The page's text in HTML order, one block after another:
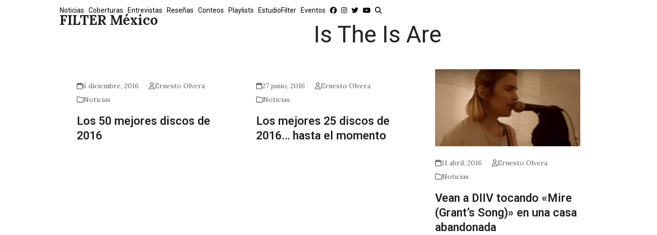
FILTER México
Noticias Coberturas Entrevistas Reseñas Conteos Playlists EstudioFilter Eventos
Is The Is Are
6 diciembre, 2016
Ernesto Olvera
Noticias
Los 50 mejores discos de
2016
27 junio, 2016
Ernesto Olvera
Noticias
Los mejores 25 discos de
2016… hasta el momento
11 abril, 2016
Ernesto Olvera
Noticias
Vean a DIIV tocando «Mire
(Grant’s Song)» en una casa
abandonada